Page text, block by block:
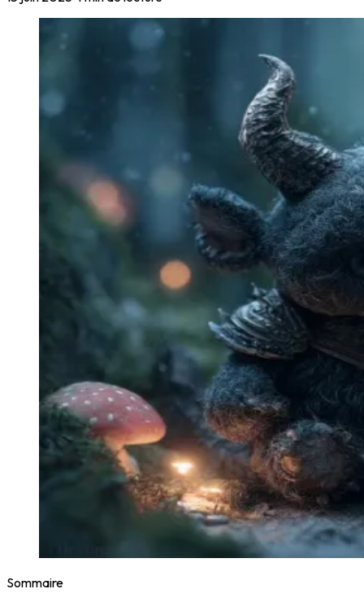
Sommaire